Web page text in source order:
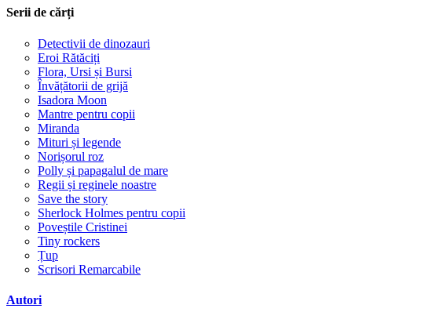
Serii de cărți
Detectivii de dinozauri
Eroi Rătăciți
Flora, Ursi și Bursi
Învățătorii de grijă
Isadora Moon
Mantre pentru copii
Miranda
Mituri și legende
Norișorul roz
Polly și papagalul de mare
Regii și reginele noastre
Save the story
Sherlock Holmes pentru copii
Poveștile Cristinei
Tiny rockers
Țup
Scrisori Remarcabile
Autori